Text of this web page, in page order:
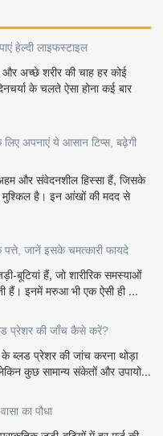
हेल्दी लाइफस्टाइल
अच्छे शरीर की चाह हर कोई
के चलते ऐसा होना कई बार
अपनाएं ये आसान टिप्स, बढ़ेगी
और संवेदनशील हिस्सा हैं, जिसके
मुश्किल है। इन आंखों की मदद से
जानें इसके चमत्कारी फायदे
बूटियां हैं, जो शारीरिक समस्याओं
हैं। इनमें मरुआ भी एक ऐसी ही ...
प्रेशर की जाँच कैसे करें?
के ब्लड प्रेशर की जांच करना थोड़ा
कुछ सामान्य संकेतों और उपायो...
का पौधा